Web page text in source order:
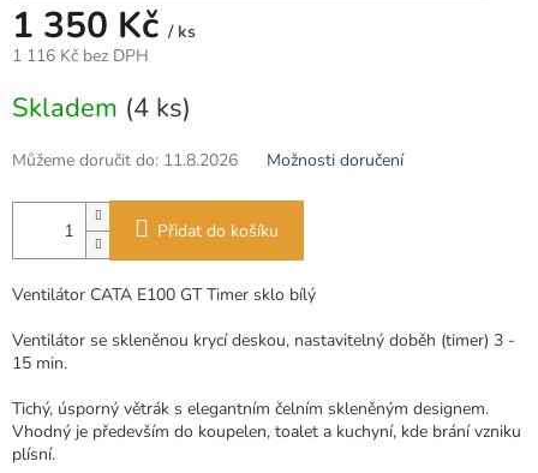
1 350 Kč / ks
1 116 Kč bez DPH
cena:
Skladem (4 ks)
Můžeme doručit do: 11.8.2026 Možnosti doručení
Přidat do košíku
Ventilátor CATA E100 GT Timer sklo bílý
Ventilátor se skleněnou krycí deskou, nastavitelný doběh (timer) 3 -
15 min.
Tichý, úsporný větrák s elegantním čelním skleněným designem.
Vhodný je především do koupelen, toalet a kuchyní, kde brání vzniku
plísní.